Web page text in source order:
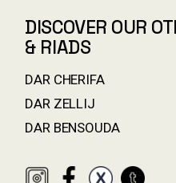
DISCOVER OUR
& RIADS
DAR CHERIFA
DAR ZELLIJ
DAR BENSOUDA